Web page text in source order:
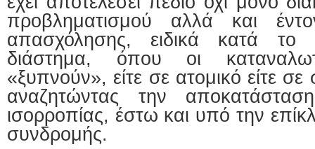
προβληματισμού αλλά και
απασχόλησης, ειδικά κατά το
διάστημα, όπου οι
«ξυπνούν», είτε σε ατομικό είτε
αναζητώντας την
ισορροπίας, έστω και υπό την
συνδρομής.